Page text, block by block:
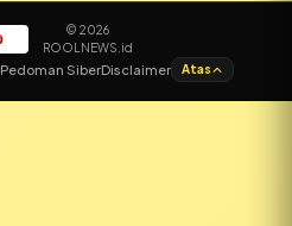
✕
© 2026
ROOLNEWS.id
Pedoman SiberDisclaimer Atas